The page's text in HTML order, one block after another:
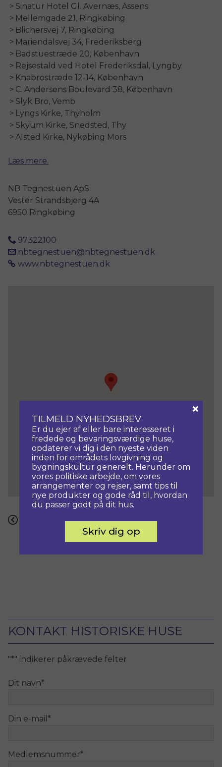
Sinatur Hotel Gl. Avernæs, Assens
Mellemgade 21, Ringkøbing
Blichersvej 7, Ringkøbing
Mariendalsvej 34, Frederiksberg
Badstuestræde 20, København
Rejsestald ved Hotel Frederiksdal, Lyngby
Knabrostræde 12-14, København
C. Andersens Boulevard 38, København
Slyk Bro, Vemb
Lyngs Kirke, Thyholm
Skyum Kirke, Snedsted, Thy
Alsted Kirke, Nykøbing Mors
Læs mere.
NB Tegnestuen ApS
Vester Strandsbjerg 4A
6950 Ringkøbing
97322100
nbtegnestuen@nbtegnestuen.dk
www.nbtegnestuen.dk
Tilbage til listen
KONTAKT HISTORISKE HUSE
"*" indikerer påkrævede felter
Dit navn*
Din e-mail *
Medlemsnummer*
TILMELD NYHEDSBREV
Er du ejer af eller bare interesseret i
fredede og bevaringsværdige huse,
opdaterer vi dig i den nyeste viden
inden for områdets lovgivning og
bygningskultur generelt. Herunder om
vores politiske arbejde, om vores
arrangementer og rejser, samt tips til
nye produkter og gode råd til, hvordan
du passer godt på dit hus.
Skriv dig op
×